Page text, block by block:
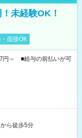
未経験OK！
面接OK
円～ ■給与の前払いが可
ら徒歩5分